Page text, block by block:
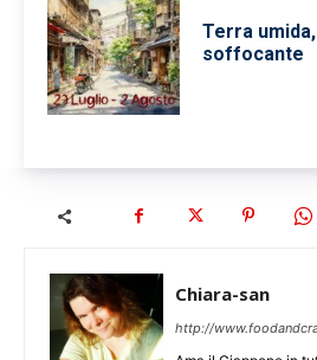
Terra
soffocante
Chiara-san
http://